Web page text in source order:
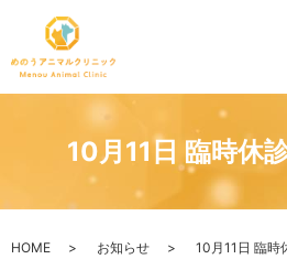
10月11日 臨時休
HOME お知らせ 10月11日 臨時